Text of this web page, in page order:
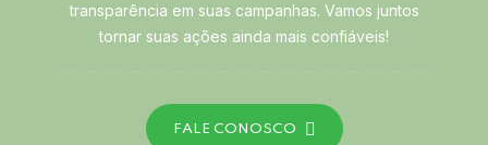
transparência em suas campanhas. Vamos juntos
tornar suas ações ainda mais confiáveis!
FALE CONOSCO